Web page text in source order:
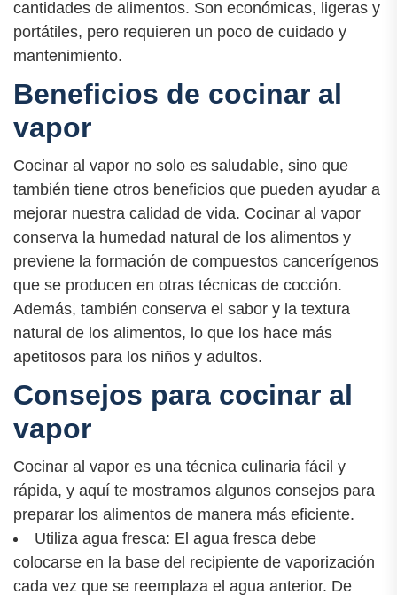
cantidades de alimentos. Son económicas, ligeras y
portátiles, pero requieren un poco de cuidado y
mantenimiento.
Beneficios de cocinar al
vapor
Cocinar al vapor no solo es saludable, sino que
también tiene otros beneficios que pueden ayudar a
mejorar nuestra calidad de vida. Cocinar al vapor
conserva la humedad natural de los alimentos y
previene la formación de compuestos cancerígenos
que se producen en otras técnicas de cocción.
Además, también conserva el sabor y la textura
natural de los alimentos, lo que los hace más
apetitosos para los niños y adultos.
Consejos para cocinar al
vapor
Cocinar al vapor es una técnica culinaria fácil y
rápida, y aquí te mostramos algunos consejos para
preparar los alimentos de manera más eficiente.
Utiliza agua fresca: El agua fresca debe
colocarse en la base del recipiente de vaporización
cada vez que se reemplaza el agua anterior. De